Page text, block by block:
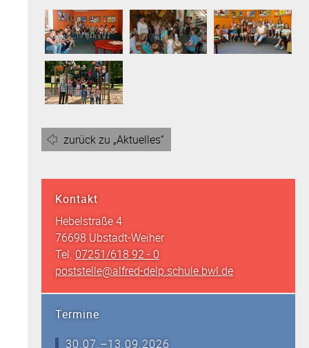
zurück zu „Aktuelles“
Kontakt
Hebelstraße 4
76698 Ubstadt-Weiher
Tel. 07251/618 92 - 0
poststelle@alfred-delp.schule.bwl.de
Termine
30.07.–13.09.2026